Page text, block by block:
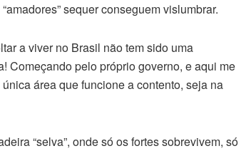
sequer conseguem vislumbrar.
a viver no Brasil não tem sido uma
Começando pelo próprio governo, e aqui me
área que funcione a contento, seja na
“selva”, onde só os fortes sobrevivem, só